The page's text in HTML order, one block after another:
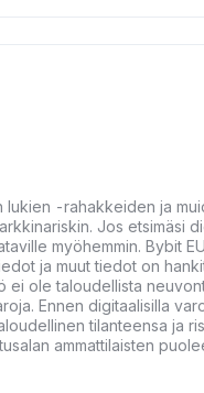
-rahakkeiden ja
Jos etsimäsi
myöhemmin. Bybit
ja muut tiedot on
ei ole taloudellista
Ennen digitaalisilla
tilanteensa ja
ammattilaisten